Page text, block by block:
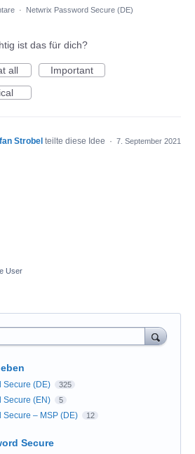
· Netwrix Password Secure (DE)
ist das für dich?
all
Important
Strobel teilte diese Idee · 7. September 2021
User
Secure (DE) 325
Secure (EN) 5
Secure – MSP (DE) 12
Secure